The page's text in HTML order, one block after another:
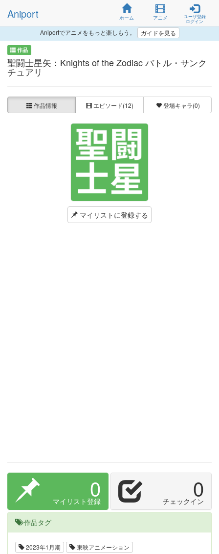
Aniport ホーム アニメ
ユーザ登録
ログイン
Aniportでアニメをもっと楽しもう。 ガイドを見る
作品
聖闘士星矢：Knights of the Zodiac バトル・サンク
チュアリ
作品情報 エピソード(12) 登場キャラ(0)
マイリストに登録する
0
マイリスト登録 0
チェックイン
作品タグ
2023年1月期
東映アニメーション